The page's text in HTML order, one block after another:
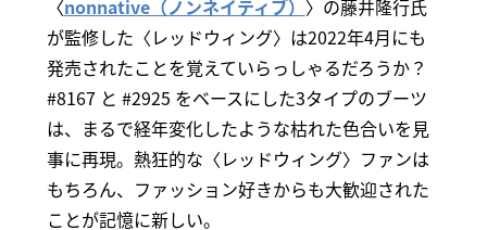
〈nonnative（ノンネイティブ） 〉の藤井隆行氏
が監修した〈レッドウィング〉は2022年4月にも
発売されたことを覚えていらっしゃるだろうか？
#8167 と #2925 をベースにした3タイプのブーツ
は、まるで経年変化したような枯れた色合いを見
事に再現。熱狂的な〈レッドウィング〉ファンは
もちろん、ファッション好きからも大歓迎された
ことが記憶に新しい。